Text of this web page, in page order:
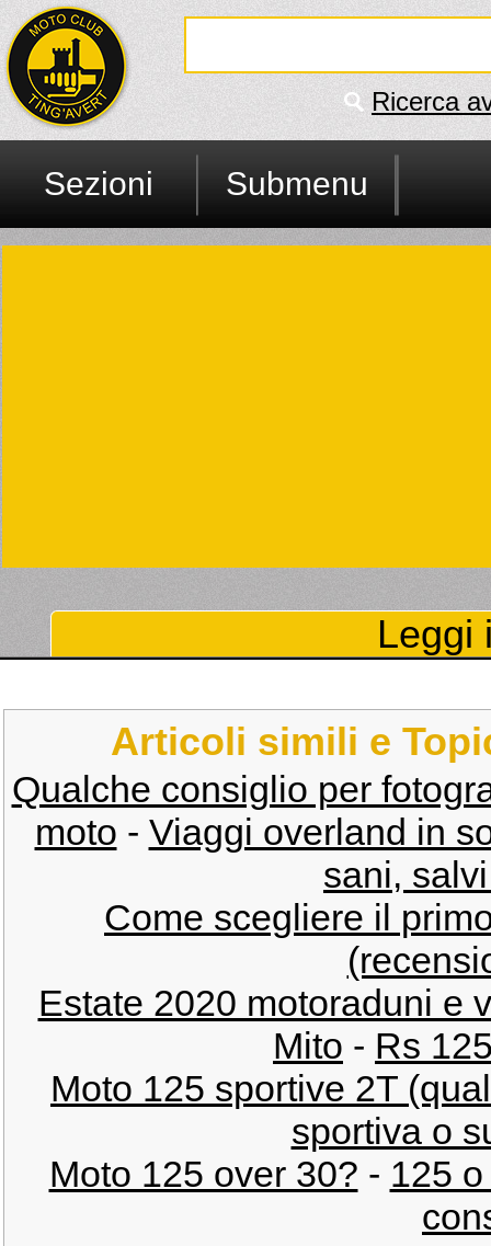
Ricerca
Sezioni Submenu
Leggi
Articoli simili e
Qualche consiglio per
moto - Viaggi overland in
sani,
Come scegliere il
Estate 2020 motoraduni e
Mito - Rs
Moto 125 sportive 2T
sportiva o
Moto 125 over 30? - 125